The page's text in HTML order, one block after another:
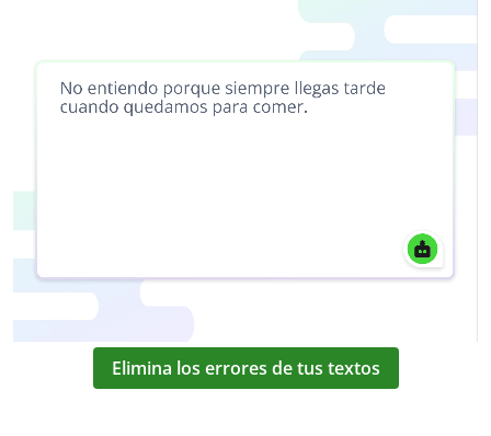
Elimina los errores de tus textos